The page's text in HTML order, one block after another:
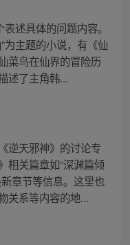
述具体的问题内容。
为主题的小说，有《仙
菜鸟在仙界的冒险历
述了主角韩...
逆天邪神》的讨论专
相关篇章如“深渊篇倾
章节等信息。这里也
关系等内容的地...